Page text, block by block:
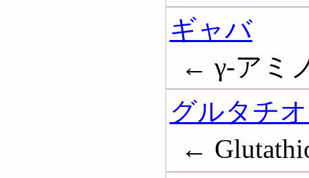
ギャバ
← γ-アミ
グルタチ
←